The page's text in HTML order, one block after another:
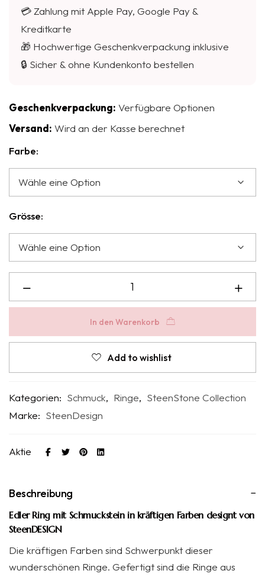
💳 Zahlung mit Apple Pay, Google Pay &
Kreditkarte
🎁 Hochwertige Geschenkverpackung inklusive
🔒 Sicher & ohne Kundenkonto bestellen
Geschenkverpackung: Verfügbare Optionen
Versand: Wird an der Kasse berechnet
Farbe:
Grösse:
In den Warenkorb
Add to wishlist
Kategorien: Schmuck, Ringe, SteenStone Collection
Marke: SteenDesign
Aktie
Beschreibung
Edler Ring mit Schmuckstein in kräftigen Farben designt von
SteenDESIGN
Die kräftigen Farben sind Schwerpunkt dieser
wunderschönen Ringe. Gefertigt sind die Ringe aus